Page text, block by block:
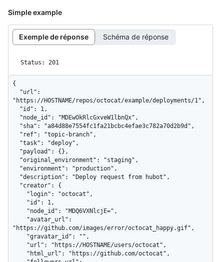
Simple example
Exemple de réponse Schéma de réponse
Status: 201
{
"https://HOSTNAME/repos/octocat/example/deployments/1",
"https://github.com/images/error/octocat_happy.gif",